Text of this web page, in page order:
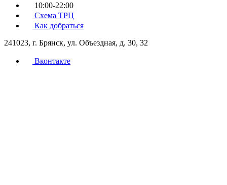
10:00-22:00
Схема ТРЦ
Как добраться
241023, г. Брянск, ул. Объездная, д. 30, 32
Вконтакте